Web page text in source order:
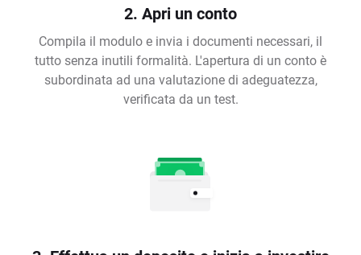
2. Apri un conto
Compila il modulo e invia i documenti necessari, il
tutto senza inutili formalità. L'apertura di un conto è
subordinata ad una valutazione di adeguatezza,
verificata da un test.